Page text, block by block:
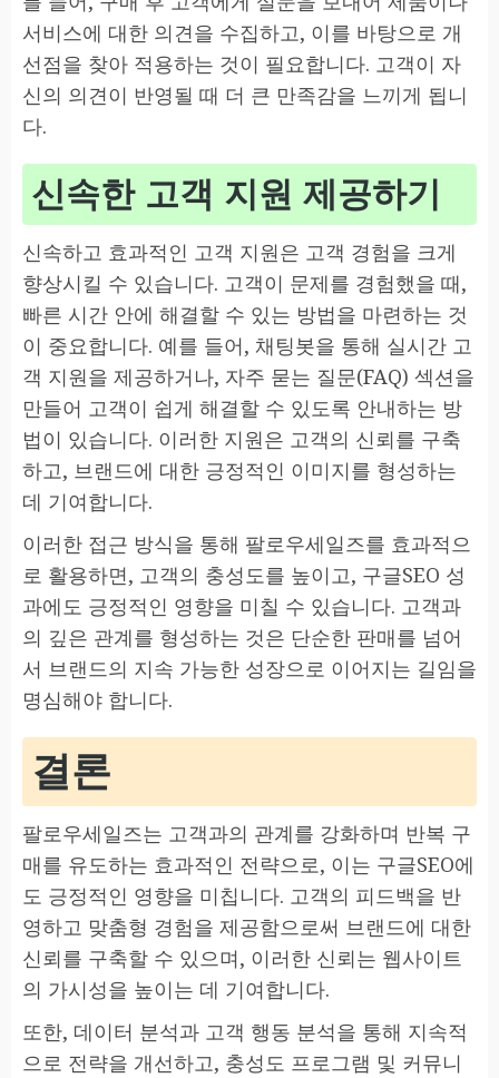
서비스에 대한 의견을 수집하고, 이를 바탕으로 개
선점을 찾아 적용하는 것이 필요합니다. 고객이 자
신의 의견이 반영될 때 더 큰 만족감을 느끼게 됩니
다.
신속한 고객 지원 제공하기
신속하고 효과적인 고객 지원은 고객 경험을 크게
향상시킬 수 있습니다. 고객이 문제를 경험했을 때,
빠른 시간 안에 해결할 수 있는 방법을 마련하는 것
이 중요합니다. 예를 들어, 채팅봇을 통해 실시간 고
객 지원을 제공하거나, 자주 묻는 질문(FAQ) 섹션을
만들어 고객이 쉽게 해결할 수 있도록 안내하는 방
법이 있습니다. 이러한 지원은 고객의 신뢰를 구축
하고, 브랜드에 대한 긍정적인 이미지를 형성하는
데 기여합니다.
이러한 접근 방식을 통해 팔로우세일즈를 효과적으
로 활용하면, 고객의 충성도를 높이고, 구글SEO 성
과에도 긍정적인 영향을 미칠 수 있습니다. 고객과
의 깊은 관계를 형성하는 것은 단순한 판매를 넘어
서 브랜드의 지속 가능한 성장으로 이어지는 길임을
명심해야 합니다.
결론
팔로우세일즈는 고객과의 관계를 강화하며 반복 구
매를 유도하는 효과적인 전략으로, 이는 구글SEO에
도 긍정적인 영향을 미칩니다. 고객의 피드백을 반
영하고 맞춤형 경험을 제공함으로써 브랜드에 대한
신뢰를 구축할 수 있으며, 이러한 신뢰는 웹사이트
의 가시성을 높이는 데 기여합니다.
또한, 데이터 분석과 고객 행동 분석을 통해 지속적
으로 전략을 개선하고, 충성도 프로그램 및 커뮤니